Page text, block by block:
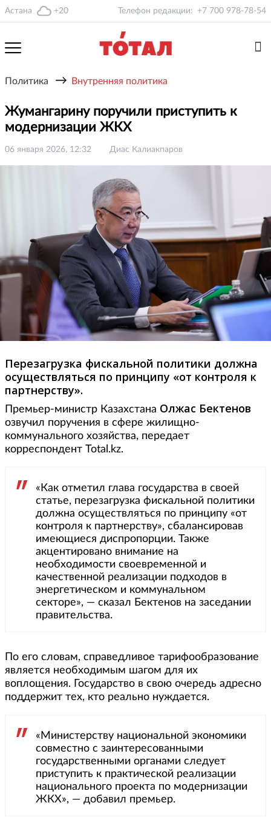
Астана +20 Телефон редакции: +7 700 978-78-54
Политика → Внутренняя политика
Жумангарину поручили приступить к
модернизации ЖКХ
06 января 2026, 12:32 Диас Калиакпаров
Перезагрузка фискальной политики должна
осуществляться по принципу «от контроля к
партнерству».
Премьер-министр Казахстана Олжас Бектенов
озвучил поручения в сфере жилищно-
коммунального хозяйства, передает
корреспондент Total.kz.
«Как отметил глава государства в своей
статье, перезагрузка фискальной политики
должна осуществляться по принципу «от
контроля к партнерству», сбалансировав
имеющиеся диспропорции. Также
акцентировано внимание на
необходимости своевременной и
качественной реализации подходов в
энергетическом и коммунальном
секторе», — сказал Бектенов на заседании
правительства.
По его словам, справедливое тарифообразование
является необходимым шагом для их
воплощения. Государство в свою очередь адресно
поддержит тех, кто реально нуждается.
«Министерству национальной экономики
совместно с заинтересованными
государственными органами следует
приступить к практической реализации
национального проекта по модернизации
ЖКХ», — добавил премьер.